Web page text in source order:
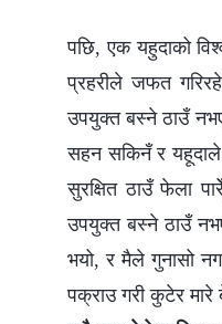
पछि, एक यहुदाको
प्रहरीले जफत
उपयुक्त बस्ने ठाउँ
सहन सकिनँ र
सुरक्षित ठाउँ फेला
उपयुक्त बस्ने ठाउँ
भयो, र मैले गुनासो
पक्राउ गरी कुटेर